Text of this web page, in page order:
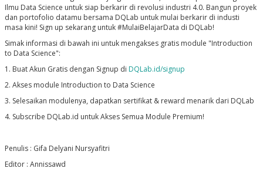
Ilmu Data Science untuk siap berkarir di revolusi industri 4.0. Bangun proyek
dan portofolio datamu bersama DQLab untuk mulai berkarir di industi
masa kini! Sign up sekarang untuk #MulaiBelajarData di DQLab!
Simak informasi di bawah ini untuk mengakses gratis module "Introduction
to Data Science":
1. Buat Akun Gratis dengan Signup di DQLab.id/signup
2. Akses module Introduction to Data Science
3. Selesaikan modulenya, dapatkan sertifikat & reward menarik dari DQLab
4. Subscribe DQLab.id untuk Akses Semua Module Premium!
Penulis : Gifa Delyani Nursyafitri
Editor : Annissawd